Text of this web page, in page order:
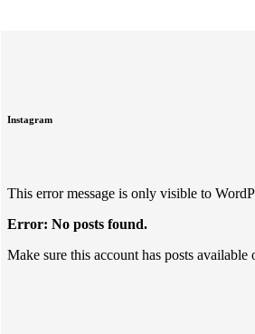
Instagram
This error message is only visible to
Error: No posts found.
Make sure this account has posts available